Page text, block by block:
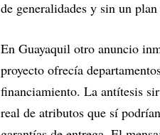
de generalidades y sin un
En Guayaquil otro anuncio
proyecto ofrecía
financiamiento. La antítesis
real de atributos que sí